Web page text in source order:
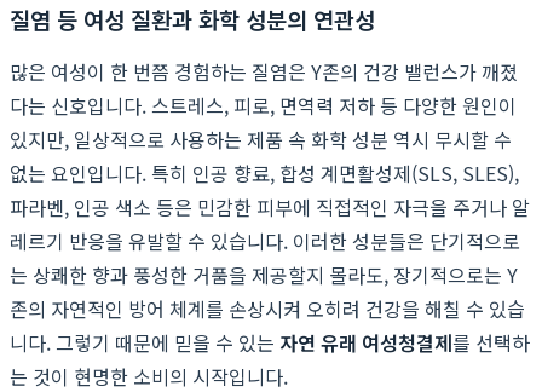
질염 등 여성 질환과 화학 성분의 연관성
많은 여성이 한 번쯤 경험하는 질염은 Y존의 건강 밸런스가 깨졌
다는 신호입니다. 스트레스, 피로, 면역력 저하 등 다양한 원인이
있지만, 일상적으로 사용하는 제품 속 화학 성분 역시 무시할 수
없는 요인입니다. 특히 인공 향료, 합성 계면활성제(SLS, SLES),
파라벤, 인공 색소 등은 민감한 피부에 직접적인 자극을 주거나 알
레르기 반응을 유발할 수 있습니다. 이러한 성분들은 단기적으로
는 상쾌한 향과 풍성한 거품을 제공할지 몰라도, 장기적으로는 Y
존의 자연적인 방어 체계를 손상시켜 오히려 건강을 해칠 수 있습
니다. 그렇기 때문에 믿을 수 있는 자연 유래 여성청결제를 선택하
는 것이 현명한 소비의 시작입니다.